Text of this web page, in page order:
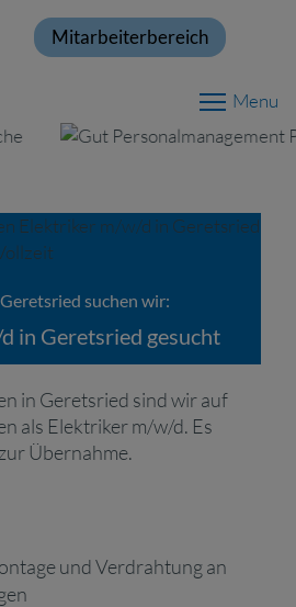
Mitarbeiterbereich
Menu
suchen wir:
in Geretsried gesucht
in Geretsried sind wir auf
als Elektriker m/w/d. Es
Übernahme.
und Verdrahtung an